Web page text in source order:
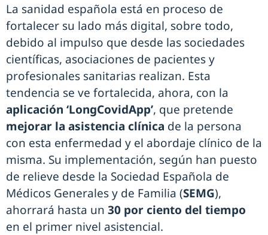
La sanidad española está en proceso de
fortalecer su lado más digital, sobre todo,
debido al impulso que desde las sociedades
científicas, asociaciones de pacientes y
profesionales sanitarias realizan. Esta
tendencia se ve fortalecida, ahora, con la
aplicación ‘LongCovidApp’, que pretende
mejorar la asistencia clínica de la persona
con esta enfermedad y el abordaje clínico de la
misma. Su implementación, según han puesto
de relieve desde la Sociedad Española de
Médicos Generales y de Familia (SEMG),
ahorrará hasta un 30 por ciento del tiempo
en el primer nivel asistencial.